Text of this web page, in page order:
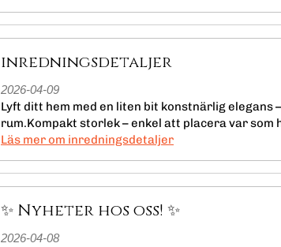
inredningsdetaljer
2026-04-09
Lyft ditt hem med en liten bit konstnärlig
rum.Kompakt storlek – enkel att placera var som
läs mer om inredningsdetaljer
✨ Nyheter hos oss! ✨
2026-04-08